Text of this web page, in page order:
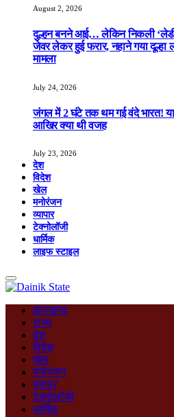
August 2, 2026
दुल्हन बनने आई… लेकिन निकली
जेवर लेकर हुई फरार, नहाने गया दूल्हा
मामला
July 24, 2026
जंगल में 2 घंटे तक थम गई वंदे भारत!
आखिर क्या थी वजह
July 23, 2026
देश
विदेश
खेल
मनोरंजन
व्यापार
टेक्नोलॉजी
धार्मिक
लाइफ स्टाइल
झारखण्ड
राज्य
देश
विदेश
खेल
मनोरंजन
व्यापार
टेक्नोलॉजी
धार्मिक